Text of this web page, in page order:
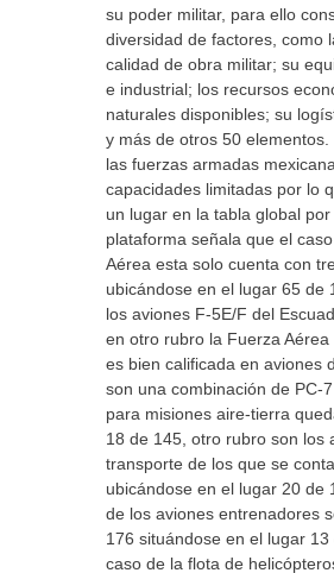
su poder militar, para ello
diversidad de factores, como
calidad de obra militar; su
e industrial; los recursos
naturales disponibles; su
y más de otros 50 elementos.
las fuerzas armadas
capacidades limitadas por lo
un lugar en la tabla global
plataforma señala que el
Aérea esta solo cuenta con
ubicándose en el lugar 65 de
los aviones F-5E/F del
en otro rubro la Fuerza Aérea
es bien calificada en aviones
son una combinación de PC-7
para misiones aire-tierra
18 de 145, otro rubro son los
transporte de los que se
ubicándose en el lugar 20 de
de los aviones entrenadores
176 situándose en el lugar
caso de la flota de